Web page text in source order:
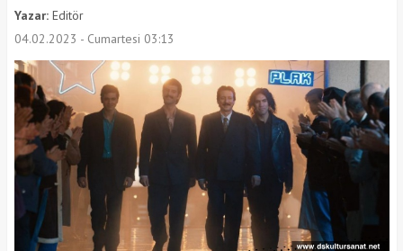
Yazar:Editör
04.02.2023 - Cumartesi 03:13